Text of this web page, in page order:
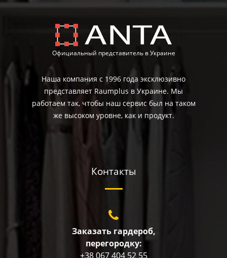
Официальный представитель в Украине
Наша компания с 1996 года эксклюзивно
представляет Raumplus в Украине. Мы
работаем так, чтобы наш сервис был на таком
же высоком уровне, как и продукт.
Контакты
Заказать гардероб,
перегородку:
+38 067 404 52 55